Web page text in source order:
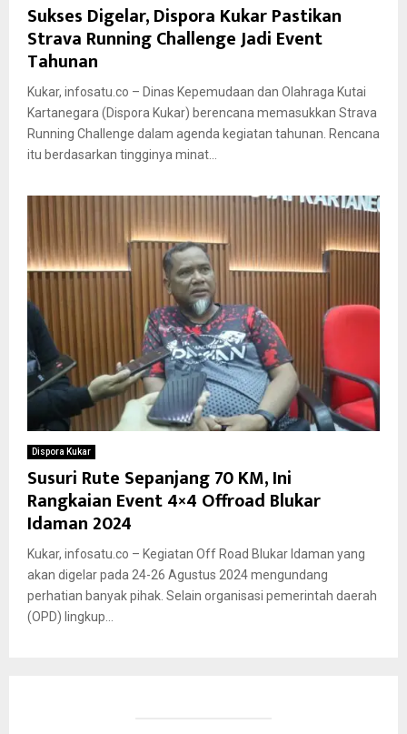
Sukses Digelar, Dispora Kukar Pastikan
Strava Running Challenge Jadi Event
Tahunan
Kukar, infosatu.co – Dinas Kepemudaan dan Olahraga Kutai
Kartanegara (Dispora Kukar) berencana memasukkan Strava
Running Challenge dalam agenda kegiatan tahunan. Rencana
itu berdasarkan tingginya minat...
Dispora Kukar
Susuri Rute Sepanjang 70 KM, Ini
Rangkaian Event 4×4 Offroad Blukar
Idaman 2024
Kukar, infosatu.co – Kegiatan Off Road Blukar Idaman yang
akan digelar pada 24-26 Agustus 2024 mengundang
perhatian banyak pihak. Selain organisasi pemerintah daerah
(OPD) lingkup...